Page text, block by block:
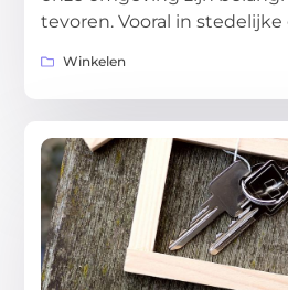
tevoren. Vooral in
Winkelen